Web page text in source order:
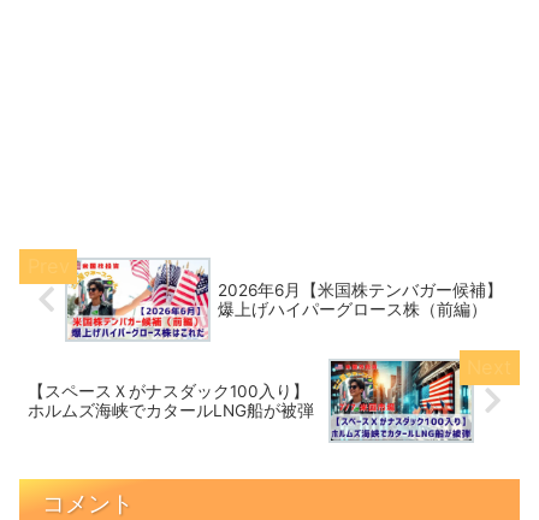
2026年6月【米国株テンバガー候補】
爆上げハイパーグロース株（前編）
【スペースＸがナスダック100入り】
ホルムズ海峡でカタールLNG船が被弾
コメント